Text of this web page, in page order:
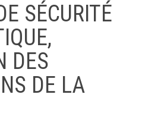
SÉCURITÉ
DES
DE LA